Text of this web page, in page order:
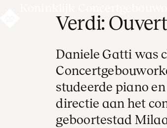
Verdi:
Daniele Gatti was
studeerde piano
directie aan het
geboortestad